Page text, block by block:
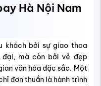
Hà Nội Nam
khách bởi sự giao thoa
đại, mà còn bởi vẻ đẹp
văn hóa đặc sắc. Một
đơn thuần là hành trình